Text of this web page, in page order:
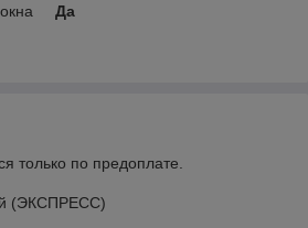
Да
только по предоплате.
(ЭКСПРЕСС)